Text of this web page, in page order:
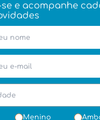
e acompanhe
Menino